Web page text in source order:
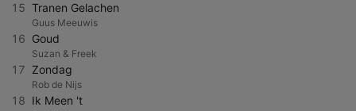
15 Tranen Gelachen
Guus Meeuwis
16 Goud
Suzan & Freek
17 Zondag
Rob de Nijs
18 Ik Meen 't